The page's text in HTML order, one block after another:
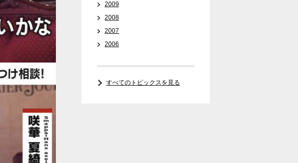
2009
2008
2007
2006
すべてのトピックスを見る